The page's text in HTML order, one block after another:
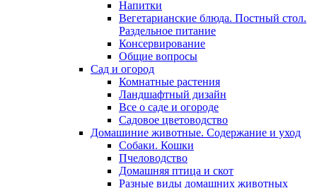
Напитки
Вегетарианские блюда. Постный стол.
Раздельное питание
Консервирование
Общие вопросы
Сад и огород
Комнатные растения
Ландшафтный дизайн
Все о саде и огороде
Садовое цветоводство
Домашиние животные. Содержание и уход
Собаки. Кошки
Пчеловодство
Домашняя птица и скот
Разные виды домашних животных